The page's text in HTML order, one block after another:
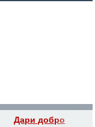
Дари добро